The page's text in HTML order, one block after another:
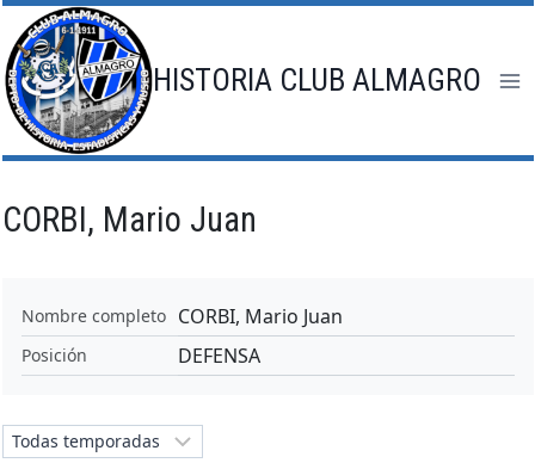
Saltar
al
contenido
HISTORIA CLUB ALMAGRO
CORBI, Mario Juan
Nombre completo CORBI, Mario Juan
Posición DEFENSA